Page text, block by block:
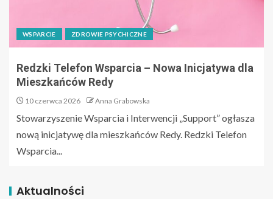
WSPARCIE ZDROWIE PSYCHICZNE
Redzki Telefon Wsparcia – Nowa Inicjatywa dla
Mieszkańców Redy
10 czerwca 2026 Anna Grabowska
Stowarzyszenie Wsparcia i Interwencji „Support” ogłasza
nową inicjatywę dla mieszkańców Redy. Redzki Telefon
Wsparcia...
Aktualności